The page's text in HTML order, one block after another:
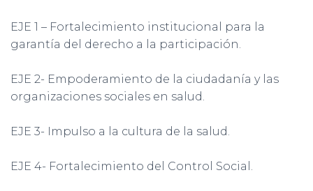
EJE 1 – Fortalecimiento institucional para la
garantía del derecho a la participación.
EJE 2- Empoderamiento de la ciudadanía y las
organizaciones sociales en salud.
EJE 3- Impulso a la cultura de la salud.
EJE 4- Fortalecimiento del Control Social.